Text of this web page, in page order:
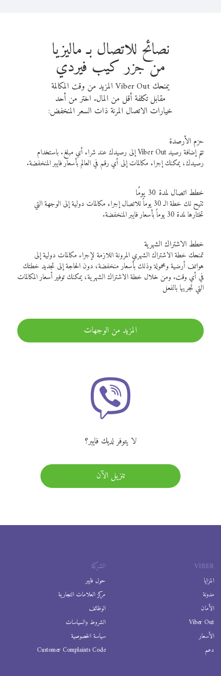
نصائح للاتصال بـ ماليزيا
من جزر كيب فيردي
يمنحك Viber Out المزيد من وقت المكالمة
مقابل تكلفة أقل من المال. اختر من أحد
خيارات الاتصال المرنة ذات السعر المنخفض:
حزم الأرصدة
تتم إضافة رصيد Viber Out إلى رصيدك عند شراء أي مبلغ. باستخدام
رصيدك، يمكنك إجراء مكالمات إلى أي رقم في العالم بأسعار فايبر المنخفضة.
خطط اتصال لمدة 30 يومًا
تتيح لك خطة الـ 30 يوماً للاتصال إجراء مكالمات دولية إلى الوجهة التي
تختارها لمدة 30 يوماً بأسعار فايبر المنخفضة.
خطط الاشتراك الشهرية
تمنحك خطة الاشتراك الشهري المرونة اللازمة لإجراء مكالمات دولية إلى
هواتف أرضية ومحمولة وذلك بأسعار منخفضة، دون الحاجة إلى تجديد خطتك
في أي وقت. ومن خلال خطة الاشتراك الشهرية، يمكنك توفير أسعار المكالمات
التي تجريها بالفعل
المزيد من الوجهات
لا يتوفر لديك فايبر؟
تنزيل الآن
VIBER
المزايا
مدونة
الأمان
Viber Out
الأسعار
دعم
الشركة
حول فايبر
مركز العلامات التجارية
الوظائف
الشروط والسياسات
سياسة الخصوصية
Customer Complaints Code